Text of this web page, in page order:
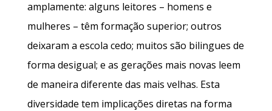
amplamente: alguns leitores – homens e
mulheres – têm formação superior; outros
deixaram a escola cedo; muitos são bilingues de
forma desigual; e as gerações mais novas leem
de maneira diferente das mais velhas. Esta
diversidade tem implicações diretas na forma